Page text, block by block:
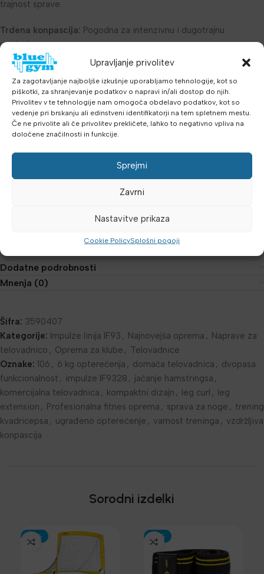
Upravljanje privolitev
Za zagotavljanje najboljše izkušnje uporabljamo tehnologije, kot so
piškotki, za shranjevanje podatkov o napravi in/ali dostop do njih.
Privolitev v te tehnologije nam omogoča obdelavo podatkov, kot so
vedenje pri brskanju ali edinstveni identifikatorji na tem spletnem mestu.
Če ne privolite ali če privolitev prekličete, lahko to negativno vpliva na
določene značilnosti in funkcije.
Sprejmi
Zavrni
Nastavitve prikaza
Cookie PolicySplošni pogoji
trajnost sprave.
Trdena konpascija: Pogodna za intenzivnu i dugotrajnu
upotrebu.
Dimenzije proizvoda:
Dolžina:129,2 cm
Širina:108,6 cm
Teža sprave:
koji žele izgraditi moč, vzdržljivost i definiciju mišic nogu uz
Dodatne podrobnosti
Mnenja (0)
Šifra: 3590407
Kategorije: Impulze linija IF93 , Najnovejša oprema , Naprave za
telovadnico , Oprema za klube , Telovadnice
Oznake: 106 , 6 kg opterećenja , domača telovadnica , dvopasa
funkcionalnost , impulze IF9328 , jačanje hamstringsa ,
komercijalna telovadnica , kompaktni dizajn , leg curl , leg
extension , Profesionalna fitnes oprema , sprava za noge , trening
kvadricepsa , ugrađeno opterećenje , varnost treninga , vzdržljiva
konpascija
Sorodni izdelki
-30% -30%